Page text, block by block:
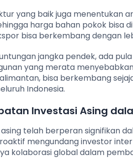
yang baik juga menentukan
harga bahan pokok bisa
bisa berkembang dengan
jangka pendek, ada
yang merata
bisa berkembang
Indonesia.
Investasi Asing
telah berperan signifikan
mengundang investor
kolaborasi global dalam